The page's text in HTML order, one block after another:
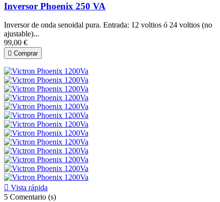
Inversor Phoenix 250 VA
Inversor de onda senoidal pura. Entrada: 12 voltios ó 24 voltios (no
ajustable)...
99,00 €
 Comprar
 Vista rápida
5 Comentario (s)